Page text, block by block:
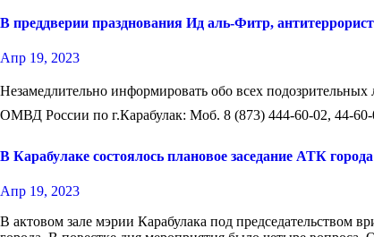
В преддверии празднования Ид аль-Фитр,
Апр 19, 2023
Незамедлительно информировать обо всех
ОМВД России по г.Карабулак: Моб. 8 (873) 444-60-02, 44-
В Карабулаке состоялось плановое заседание АТК города
Апр 19, 2023
В актовом зале мэрии Карабулака под председательством